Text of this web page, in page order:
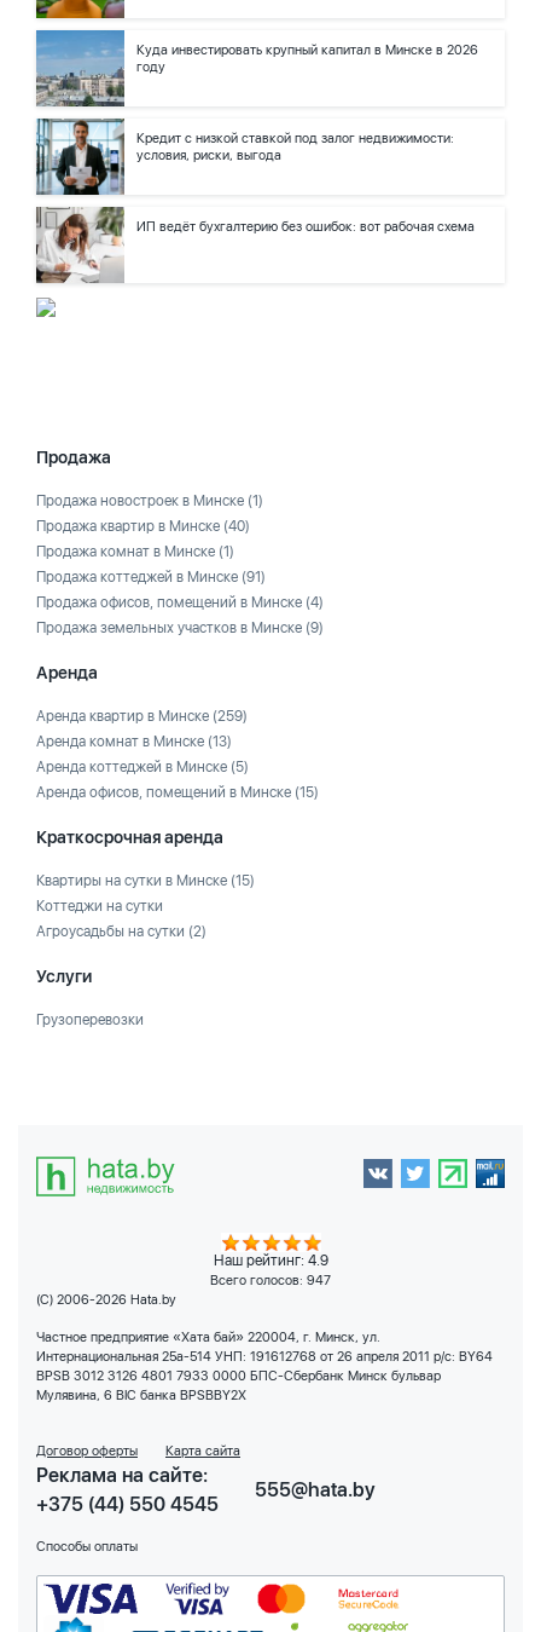
Куда инвестировать крупный капитал в Минске в 2026
году
Кредит с низкой ставкой под залог недвижимости:
условия, риски, выгода
ИП ведёт бухгалтерию без ошибок: вот рабочая схема
Продажа
Продажа новостроек в Минске (1)
Продажа квартир в Минске (40)
Продажа комнат в Минске (1)
Продажа коттеджей в Минске (91)
Продажа офисов, помещений в Минске (4)
Продажа земельных участков в Минске (9)
Аренда
Аренда квартир в Минске (259)
Аренда комнат в Минске (13)
Аренда коттеджей в Минске (5)
Аренда офисов, помещений в Минске (15)
Краткосрочная аренда
Квартиры на сутки в Минске (15)
Коттеджи на сутки
Агроусадьбы на сутки (2)
Услуги
Грузоперевозки
Наш рейтинг: 4.9
Всего голосов: 947
(C) 2006-2026 Hata.by
Частное предприятие «Хата бай» 220004, г. Минск, ул.
Интернациональная 25а-514 УНП: 191612768 от 26 апреля 2011 р/с: BY64
BPSB 3012 3126 4801 7933 0000 БПС-Сбербанк Минск бульвар
Мулявина, 6 BIC банка BPSBBY2X
Договор оферты Карта сайта
Реклама на сайте:
+375 (44) 550 4545
555@hata.by
Способы оплаты